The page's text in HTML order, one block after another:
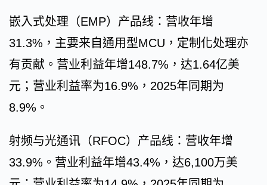
嵌入式处理（EMP）产品线：营收年增
31.3%，主要来自通用型MCU，定制化处理亦
有贡献。营业利益年增148.7%，达1.64亿美
元；营业利益率为16.9%，2025年同期为
8.9%。
射频与光通讯（RFOC）产品线：营收年增
33.9%。营业利益年增43.4%，达6,100万美